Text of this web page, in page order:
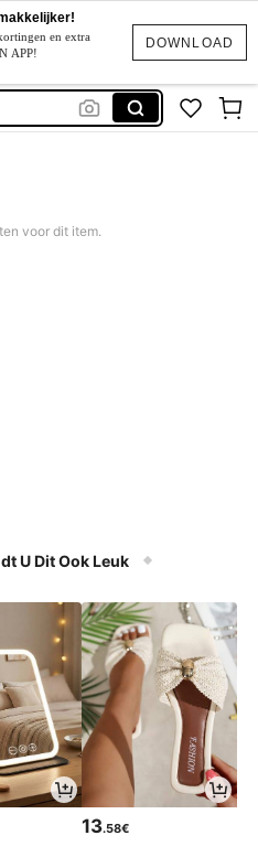
DOWNLOAD
en extra
APP!
voor dit item.
U Dit Ook Leuk
13.58€